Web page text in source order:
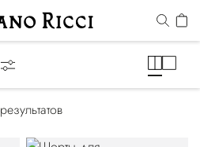
результатов